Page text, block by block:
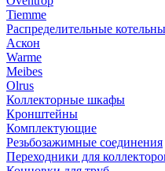
Tiemme
Распределительные
Аскон
Warme
Meibes
Olrus
Коллекторные шкафы
Кронштейны
Комплектующие
Резьбозажимные соединения
Переходники для